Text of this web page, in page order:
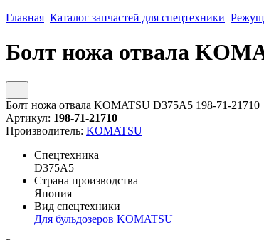
Главная Каталог запчастей для спецтехники
Болт ножа отвала
Болт ножа отвала KOMATSU D375A5 198-71-21710
Артикул: 198-71-21710
Производитель: KOMATSU
Спецтехника
D375A5
Страна производства
Япония
Вид спецтехники
Для бульдозеров KOMATSU